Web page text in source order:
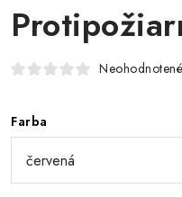
Neohodnotené
Farba